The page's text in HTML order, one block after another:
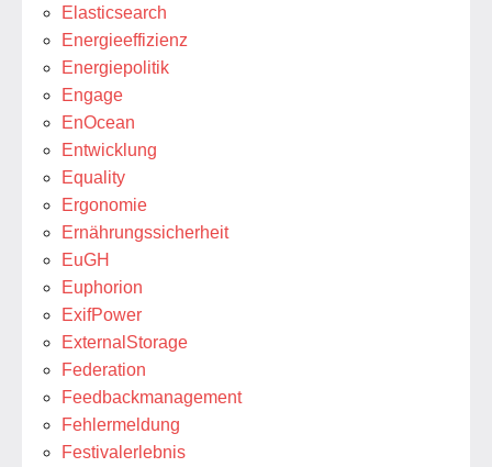
Elasticsearch
Energieeffizienz
Energiepolitik
Engage
EnOcean
Entwicklung
Equality
Ergonomie
Ernährungssicherheit
EuGH
Euphorion
ExifPower
ExternalStorage
Federation
Feedbackmanagement
Fehlermeldung
Festivalerlebnis